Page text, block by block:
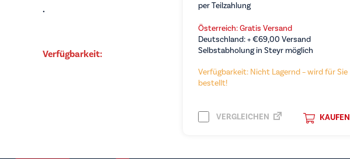
.
Verfügbarkeit:
per Teilzahlung
Österreich: Gratis Versand
Deutschland: +€69,00 Versand
Selbstabholung in Steyr möglich
Verfügbarkeit: Nicht Lagernd – wird für Sie
bestellt!
KAUFEN
VERGLEICHEN